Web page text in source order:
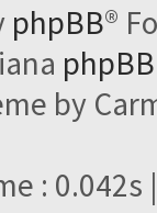
phpBB®
by
: 0.042s